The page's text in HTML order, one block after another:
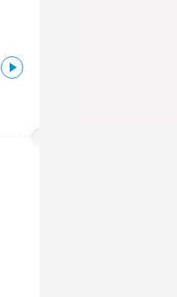
ФАКУЛЬТАТИВНА ЕКСКУРСІЯ